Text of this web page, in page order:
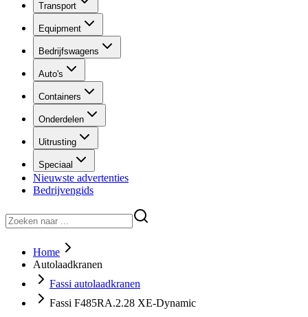
Transport
Equipment
Bedrijfswagens
Auto's
Containers
Onderdelen
Uitrusting
Speciaal
Nieuwste advertenties
Bedrijvengids
Home
Autolaadkranen
Fassi autolaadkranen
Fassi F485RA.2.28 XE-Dynamic